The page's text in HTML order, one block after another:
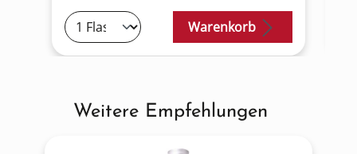
Warenkorb
Produktgalerie überspringen
Weitere Empfehlungen